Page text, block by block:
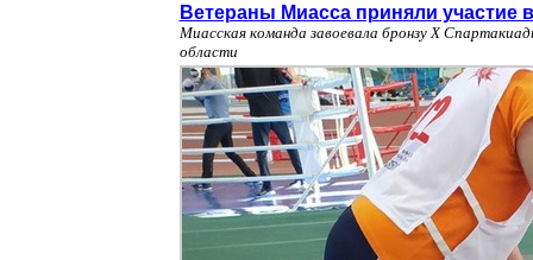
Ветераны Миасса приняли участие
Миасская команда завоевала бронзу Х
области